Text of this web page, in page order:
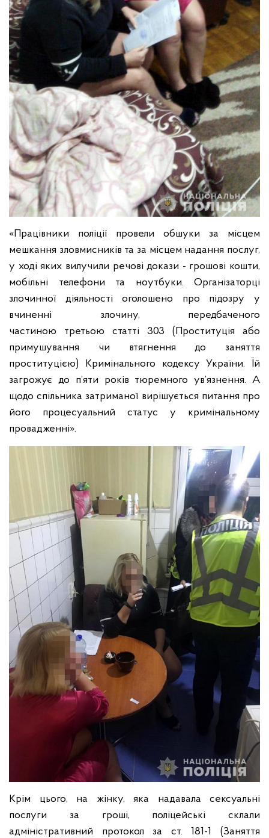
«Працівники поліції провели обшуки за місцем
мешкання зловмисників та за місцем надання послуг,
у ході яких вилучили речові докази - грошові кошти,
мобільні телефони та ноутбуки. Організаторці
злочинної діяльності оголошено про підозру у
вчиненні злочину, передбаченого
частиною третьою статті 303 (Проституція або
примушування чи втягнення до заняття
проституцією) Кримінального кодексу України. Їй
загрожує до п’яти років тюремного ув’язнення. А
щодо спільника затриманої вирішується питання про
його процесуальний статус у кримінальному
провадженні».
Крім цього, на жінку, яка надавала сексуальні
послуги за гроші, поліцейські склали
адміністративний протокол за ст. 181-1 (Заняття